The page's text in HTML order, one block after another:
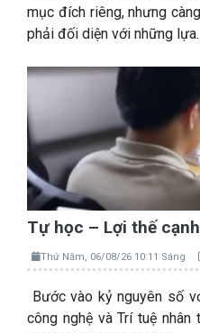
mục đích riêng, nhưng
phải đối diện với những
Tự học – Lợi thế
Thứ Năm, 06/08/26 10:11 Sáng
Bước vào kỷ nguyên số
công nghệ và Trí tuệ